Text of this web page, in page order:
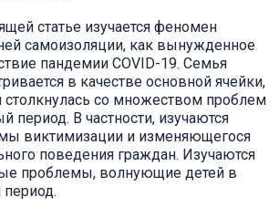
статье изучается феномен
самоизоляции, как вынужденное
пандемии COVID-19. Семья
в качестве основной ячейки,
столкнулась со множеством проблем
период. В частности, изучаются
виктимизации и изменяющегося
поведения граждан. Изучаются
проблемы, волнующие детей в